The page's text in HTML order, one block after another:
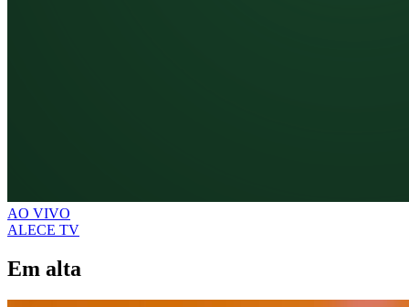
AO VIVO
ALECE TV
Em alta